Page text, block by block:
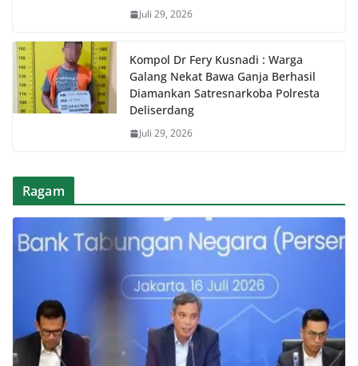
Juli 29, 2026
Kompol Dr Fery Kusnadi : Warga
Galang Nekat Bawa Ganja Berhasil
Diamankan Satresnarkoba Polresta
Deliserdang
Juli 29, 2026
Ragam